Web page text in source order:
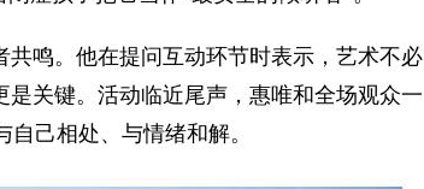
鸣。他在提问互动环节时表示，艺术不必
关键。活动临近尾声，惠唯和全场观众一
自己相处、与情绪和解。